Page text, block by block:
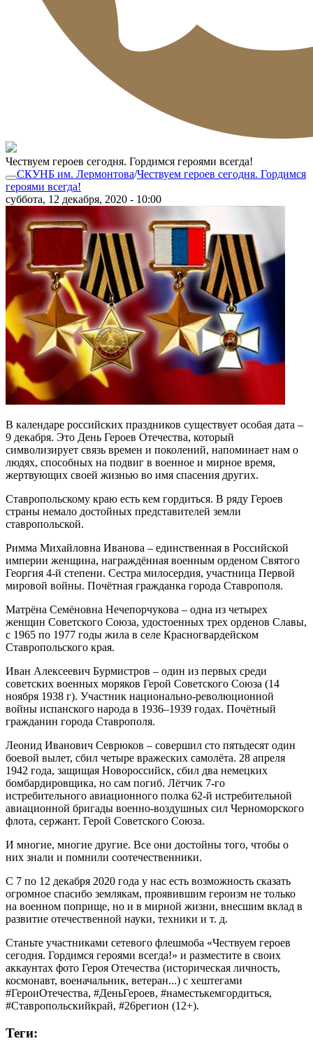
Чествуем героев сегодня. Гордимся героями всегда!
СКУНБ им. Лермонтова/Чествуем героев сегодня. Гордимся
героями всегда!
суббота, 12 декабря, 2020 - 10:00
В календаре российских праздников существует особая дата –
9 декабря. Это День Героев Отечества, который
символизирует связь времен и поколений, напоминает нам о
людях, способных на подвиг в военное и мирное время,
жертвующих своей жизнью во имя спасения других.
Ставропольскому краю есть кем гордиться. В ряду Героев
страны немало достойных представителей земли
ставропольской.
Римма Михайловна Иванова – единственная в Российской
империи женщина, награждённая военным орденом Святого
Георгия 4-й степени. Сестра милосердия, участница Первой
мировой войны. Почётная гражданка города Ставрополя.
Матрёна Семёновна Нечепорчукова – одна из четырех
женщин Советского Союза, удостоенных трех орденов Славы,
с 1965 по 1977 годы жила в селе Красногвардейском
Ставропольского края.
Иван Алексеевич Бурмистров – один из первых среди
советских военных моряков Герой Советского Союза (14
ноября 1938 г). Участник национально-революционной
войны испанского народа в 1936–1939 годах. Почётный
гражданин города Ставрополя.
Леонид Иванович Севрюков – совершил сто пятьдесят один
боевой вылет, сбил четыре вражеских самолёта. 28 апреля
1942 года, защищая Новороссийск, сбил два немецких
бомбардировщика, но сам погиб. Лётчик 7-го
истребительного авиационного полка 62-й истребительной
авиационной бригады военно-воздушных сил Черноморского
флота, сержант. Герой Советского Союза.
И многие, многие другие. Все они достойны того, чтобы о
них знали и помнили соотечественники.
С 7 по 12 декабря 2020 года у нас есть возможность сказать
огромное спасибо землякам, проявившим героизм не только
на военном поприще, но и в мирной жизни, внесшим вклад в
развитие отечественной науки, техники и т. д.
Станьте участниками сетевого флешмоба «Чествуем героев
сегодня. Гордимся героями всегда!» и разместите в своих
аккаунтах фото Героя Отечества (историческая личность,
космонавт, военачальник, ветеран...) с хештегами
#ГероиОтечества, #ДеньГероев, #наместькемгордиться,
#Ставропольскийкрай, #26регион (12+).
Теги: